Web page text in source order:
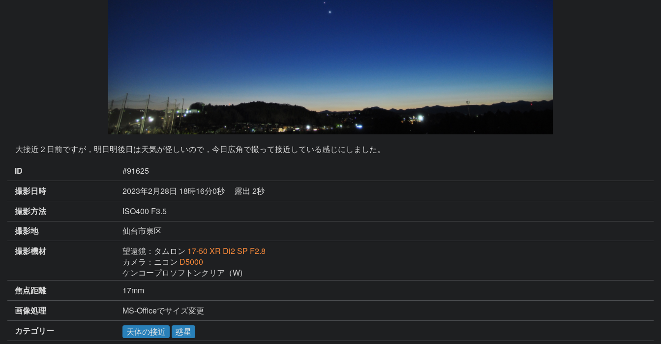
大接近２日前ですが，明日明後日は天気が怪しいので，今日広角で撮って接近している感じにしました。
ID
#91625
撮影日時
2023年2月28日 18時16分0秒
露出 2秒
撮影方法
ISO400 F3.5
撮影地
仙台市泉区
撮影機材
望遠鏡：タムロン 17-50 XR Di2 SP F2.8
カメラ：ニコン D5000
ケンコープロソフトンクリア（W)
焦点距離
17mm
画像処理
MS-Officeでサイズ変更
カテゴリー
天体の接近
惑星